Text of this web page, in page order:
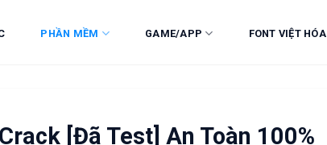
PHẦN MỀM GAME/APP FONT VIỆT HÓA
[Đã Test] An Toàn 100%